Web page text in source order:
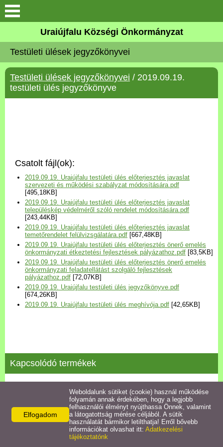
Köszöntő
Elérhetőségek
Uraiújfalu
Választási információk
Versenyképes Járások
Program
Települési Arculati
Kézikönyv
Hírek
Bezerédj Amália Óvoda
Egyéb szolgáltatások
Egészségügyi ellátás
Uraiújfalu Sportegyesület
Uraiújfalu Községi Önkormányzat
Testületi ülések jegyzőkönyvei
Testületi ülések jegyzőkönyvei / 2019.09.19.
testületi ülés jegyzőkönyve
Csatolt fájl(ok):
2019.09.19. Uraiújfalu testületi ülés előterjesztés javaslat
szervezeti és működési szabályzat módosítására.pdf
[495,18KB]
2019.09.19. Uraiújfalu testületi ülés előterjesztés javaslat
településkép védelméről szóló rendelet módosítására.pdf
[243,44KB]
2019.09.19. Uraiújfalu testületi ülés előterjesztés javaslat
temetőrendelet felülvizsgálatára.pdf [667,48KB]
2019.09.19. Uraiújfalu testületi ülés előterjesztés önerő emelés
önkormányzati étkeztetési fejlesztések pályázathoz.pdf [83,5KB]
2019.09.19. Uraiújfalu testületi ülés előterjesztés önerő emelés
önkormányzati feladatellátást szolgáló fejlesztések
pályázathoz.pdf [72,07KB]
2019.09.19. Uraiújfalu testületi ülés jegyzőkönyve.pdf
[674,26KB]
2019.09.19. Uraiújfalu testületi ülés meghívója.pdf [42,65KB]
Kapcsolódó termékek
2024.04.29. testületi ülés jegyzőkönyve
Részletek
Elfogadom
Weboldalunk sütiket (cookie) használ működése
folyamán annak érdekében, hogy a legjobb
felhasználói élményt nyújthassa Önnek, valamint
a látogatottság mérése céljából. A sütik
használatát bármikor letilthatja! Erről bővebb
információkat olvashat itt: Adatkezelési
tájékoztatónk